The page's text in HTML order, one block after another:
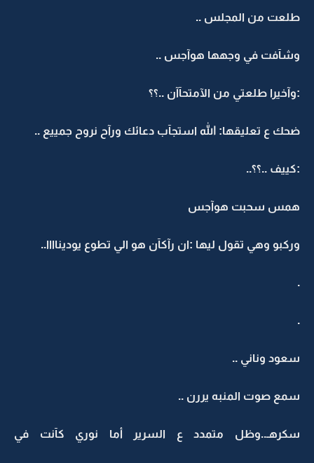
طلعت من المجلس ..
وشآفت في وجهها هوآجس ..
:وآخيرا طلعتي من الآمتحآآن ..؟؟
ضحك ع تعليقها: الله استجآب دعائك ورآح نروح جمييع ..
:كييف ..؟؟..
همس سحبت هوآجس
وركبو وهي تقول ليها :ان رآكآن هو الي تطوع يوديناااا..
.
.
سعود وناني ..
سمع صوت المنبه يررن ..
سكرهـ..وظل متمدد ع السرير أما نوري كآنت في